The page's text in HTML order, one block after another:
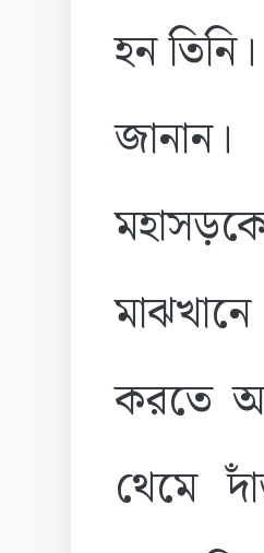
হন
করতে
থেমে